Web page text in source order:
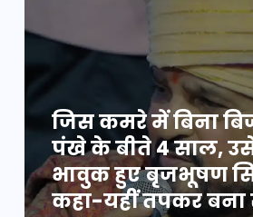
जिस कमरे में बिना
पंखे के बीते 4 साल,
भावुक हुए बृजभूषण
कहा-यहीं तपकर बना